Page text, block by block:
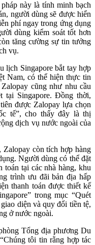
này là tính minh bạch
người dùng sẽ được hiển
phí ngay trong ứng dụng
dùng kiểm soát tốt hơn
tăng cường sự tin tưởng
vụ.
lịch Singapore bắt tay hợp
Nam, có thể hiện thực tin
cũng như nhu cầu
tại Singapore. Đồng thời,
được Zalopay lựa chọn
tế”, cho thấy đây là thị
dịch vụ nước ngoài của
còn tích hợp hàng
Người dùng có thể đặt
toán tại các nhà hàng, khu
trình ưu đãi bản địa hấp
thanh toán được thiết kế
trong mục “Quét
diện và quy đổi tiền tệ,
ở nước ngoài.
Tổng địa phương Du
tôi tin rằng hợp tác